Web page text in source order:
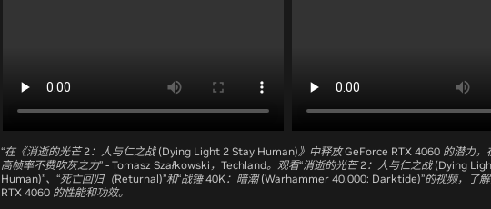
“在《消逝的光芒 2：人与仁之战 (Dying Light 2 Stay Human)》中释放 GeForce RTX 4060 的潜力，
高帧率不费吹灰之力” - Tomasz Szałkowski，Techland。观看“消逝的光芒 2：人与仁之战 (Dying
Human)”、“死亡回归（Returnal)”和“战锤 40K：暗潮 (Warhammer 40,000: Darktide)”的视频，了
RTX 4060 的性能和功效。